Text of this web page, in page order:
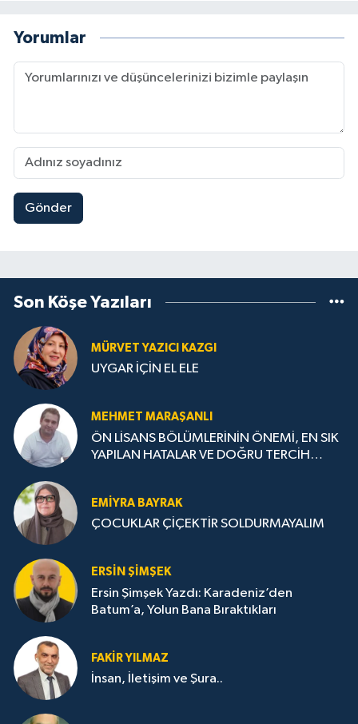
Yorumlar
Gönder
Son Köşe Yazıları
MÜRVET YAZICI KAZGI
UYGAR İÇİN EL ELE
MEHMET MARAŞANLI
ÖN LİSANS BÖLÜMLERİNİN ÖNEMİ, EN SIK
YAPILAN HATALAR VE DOĞRU TERCİH
EMIYRA BAYRAK
ÇOCUKLAR ÇİÇEKTİR SOLDURMAYALIM
ERSIN ŞIMŞEK
Ersin Şimşek Yazdı: Karadeniz’den
Batum’a, Yolun Bana Bıraktıkları
FAKIR YILMAZ
İnsan, İletişim ve Şura..